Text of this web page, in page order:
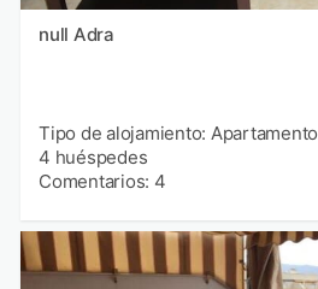
null Adra
Tipo de alojamiento: Apartamento
4 huéspedes
Comentarios: 4